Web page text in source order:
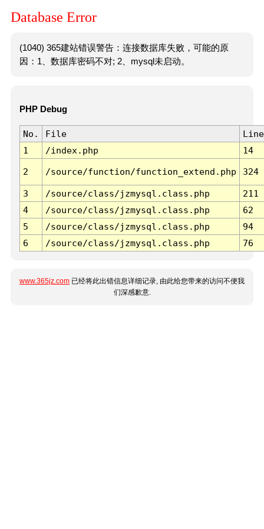
Database Error
(1040) 365建站错误警告：连接数据库失败，可能的原
因：1、数据库密码不对; 2、mysql未启动。
PHP Debug
No. File
Line
1
/index.php 14
2 /source/function/function_extend.php 324
3 /source/class/jzmysql.class.php
211
4
/source/class/jzmysql.class.php
62
5
/source/class/jzmysql.class.php
94
6
/source/class/jzmysql.class.php 76
www.365jz.com 已经将此出错信息详细记录, 由此给您带来的访问不便我
们深感歉意.